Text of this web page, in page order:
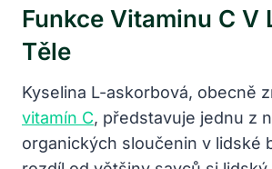
Funkce Vitaminu C V
Těle
Kyselina L-askorbová, obecně
vitamín C, představuje jednu z
organických sloučenin v lidské